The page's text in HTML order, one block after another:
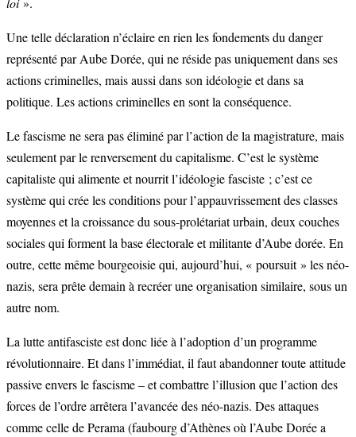
Une telle déclaration n’éclaire en rien les fondements du danger
représenté par Aube Dorée, qui ne réside pas uniquement dans ses
actions criminelles, mais aussi dans son idéologie et dans sa
politique. Les actions criminelles en sont la conséquence.
Le fascisme ne sera pas éliminé par l’action de la magistrature, mais
seulement par le renversement du capitalisme. C’est le système
capitaliste qui alimente et nourrit l’idéologie fasciste ; c’est ce
système qui crée les conditions pour l’appauvrissement des classes
moyennes et la croissance du sous-prolétariat urbain, deux couches
sociales qui forment la base électorale et militante d’Aube dorée. En
outre, cette même bourgeoisie qui, aujourd’hui, « poursuit » les néo-
nazis, sera prête demain à recréer une organisation similaire, sous un
autre nom.
La lutte antifasciste est donc liée à l’adoption d’un programme
révolutionnaire. Et dans l’immédiat, il faut abandonner toute attitude
passive envers le fascisme – et combattre l’illusion que l’action des
forces de l’ordre arrêtera l’avancée des néo-nazis. Des attaques
comme celle de Perama (faubourg d’Athènes où l’Aube Dorée a